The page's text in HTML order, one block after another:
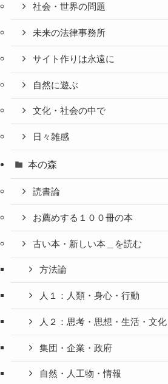
社会・世界の問題
未来の法律事務所
サイト作りは永遠に
自然に遊ぶ
文化・社会の中で
日々雑感
本の森
読書論
お薦めする１００冊の本
古い本・新しい本＿を読む
方法論
人１：人類・身心・行動
人２：思考・思想・生活・文化
集団・企業・政府
自然・人工物・情報